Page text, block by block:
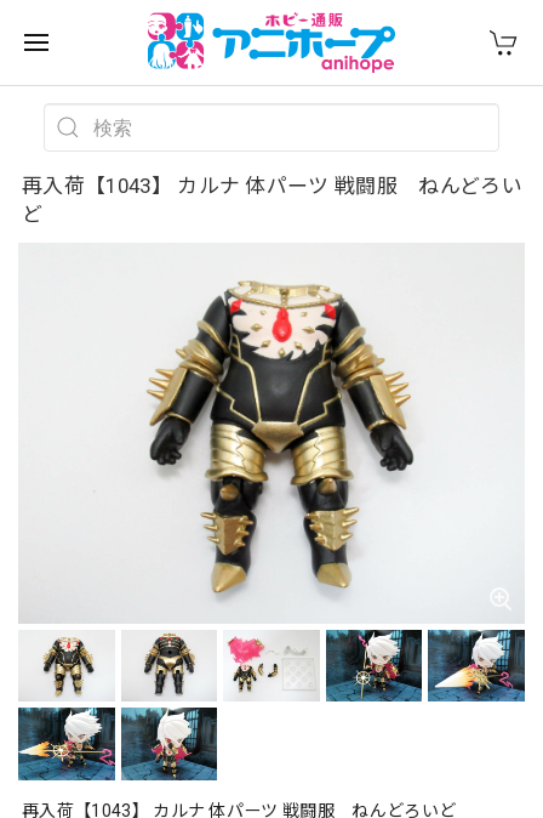
再入荷【1043】 カルナ 体パーツ 戦闘服 ねんどろい
ど
再入荷【1043】 カルナ 体パーツ 戦闘服 ねんどろいど